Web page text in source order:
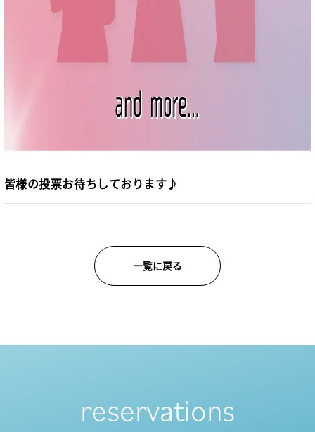
皆様の投票お待ちしております♪
一覧に戻る
reservations